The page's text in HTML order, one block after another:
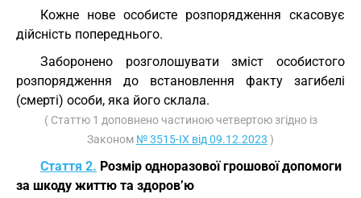
Кожне нове особисте розпорядження скасовує
дійсність попереднього.
Заборонено розголошувати зміст особистого
розпорядження до встановлення факту загибелі
(смерті) особи, яка його склала.
( Статтю 1 доповнено частиною четвертою згідно із
Законом № 3515-IX від 09.12.2023 )
Стаття 2. Розмір одноразової грошової допомоги
за шкоду життю та здоров’ю